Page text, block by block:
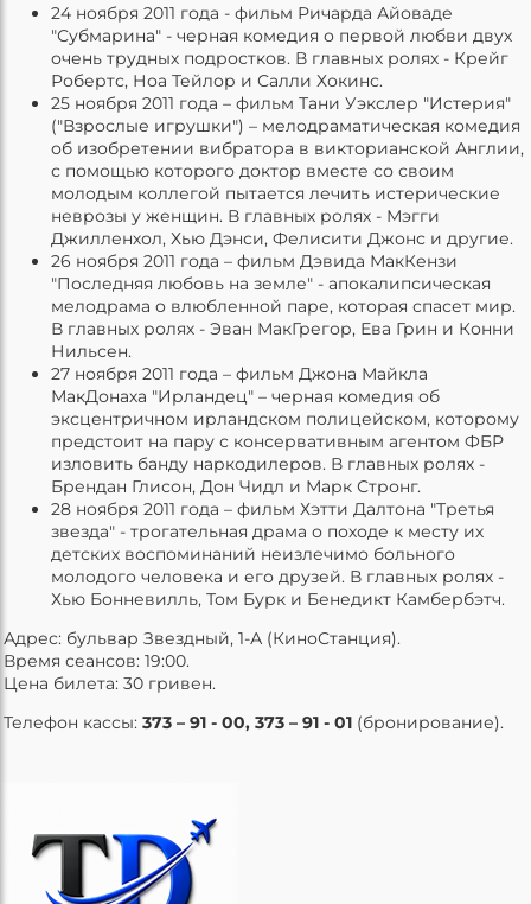
24 ноября 2011 года - фильм Ричарда Айоваде
"Субмарина" - черная комедия о первой любви двух
очень трудных подростков. В главных ролях - Крейг
Робертс, Ноа Тейлор и Салли Хокинс.
25 ноября 2011 года – фильм Тани Уэкслер "Истерия"
("Взрослые игрушки") – мелодраматическая комедия
об изобретении вибратора в викторианской Англии,
с помощью которого доктор вместе со своим
молодым коллегой пытается лечить истерические
неврозы у женщин. В главных ролях - Мэгги
Джилленхол, Хью Дэнси, Фелисити Джонс и другие.
26 ноября 2011 года – фильм Дэвида МакКензи
"Последняя любовь на земле" - апокалипсическая
мелодрама о влюбленной паре, которая спасет мир.
В главных ролях - Эван МакГрегор, Ева Грин и Конни
Нильсен.
27 ноября 2011 года – фильм Джона Майкла
МакДонаха "Ирландец" – черная комедия об
эксцентричном ирландском полицейском, которому
предстоит на пару с консервативным агентом ФБР
изловить банду наркодилеров. В главных ролях -
Брендан Глисон, Дон Чидл и Марк Стронг.
28 ноября 2011 года – фильм Хэтти Далтона "Третья
звезда" - трогательная драма о походе к месту их
детских воспоминаний неизлечимо больного
молодого человека и его друзей. В главных ролях -
Хью Бонневилль, Том Бурк и Бенедикт Камбербэтч.
Адрес: бульвар Звездный, 1-А (КиноСтанция).
Время сеансов: 19:00.
Цена билета: 30 гривен.
Телефон кассы: 373 – 91 - 00, 373 – 91 - 01 (бронирование).